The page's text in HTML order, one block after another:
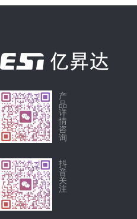
产
品
详
情
咨
询
抖
音
关
注